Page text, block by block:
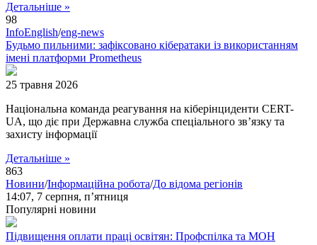
Детальніше »
98
InfoEnglish/eng-news
Будьмо пильними: зафіксовано кібератаки із використанням
імені платформи Prometheus
25 травня 2026
Національна команда реагування на кіберінциденти CERT-
UA, що діє при Державна служба спеціального зв’язку та
захисту інформації
Детальніше »
863
Новини/Інформаційна робота/До відома регіонів
14:07, 7 серпня, п’ятниця
Популярні новини
Підвищення оплати праці освітян: Профспілка та МОН